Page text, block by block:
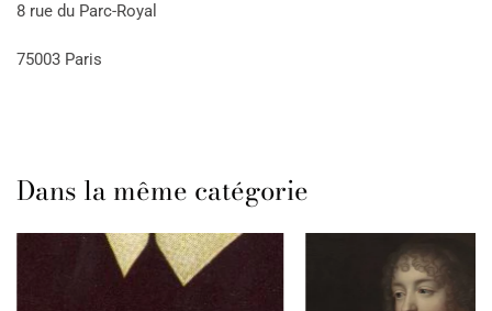
8 rue du Parc-Royal
75003 Paris
Dans la même catégorie